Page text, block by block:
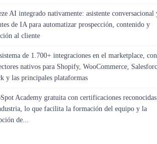
AI integrado nativamente: asistente conversacional
de IA para automatizar prospección, contenido y
al cliente
de 1.700+ integraciones en el marketplace, con
nativos para Shopify, WooCommerce,
y las principales plataformas
Academy gratuita con certificaciones
lo que facilita la formación del equipo y la
de...